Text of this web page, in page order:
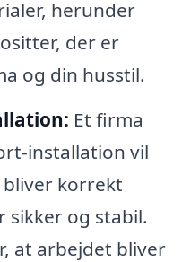
herunder
der er
og din husstil.
Et firma
installation vil
korrekt
sikker og stabil.
at arbejdet bliver